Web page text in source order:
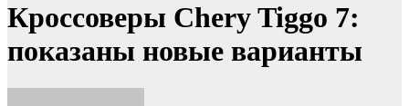
Кроссоверы Chery Tiggo 7:
показаны новые варианты